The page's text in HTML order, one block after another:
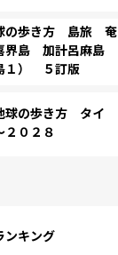
の歩き方 島旅 奄
島 加計呂麻島
１） ５訂版
球の歩き方 タイ
２０２８
ンキング